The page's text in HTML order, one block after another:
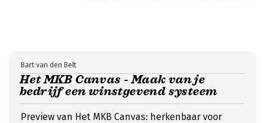
Het MKB Canvas - Maak van je
bedrijf een winstgevend systeem
Bart van den Belt
Preview van Het MKB Canvas: herkenbaar voor